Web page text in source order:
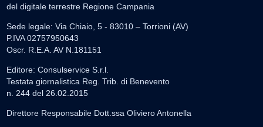
del digitale terrestre Regione Campania
Sede legale: Via Chiaio, 5 - 83010 – Torrioni (AV)
P.IVA 02757950643
Oscr. R.E.A. AV N.181151
Editore: Consulservice S.r.l.
Testata giornalistica Reg. Trib. di Benevento
n. 244 del 26.02.2015
Direttore Responsabile Dott.ssa Oliviero Antonella